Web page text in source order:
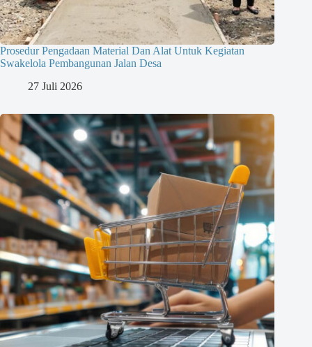
Prosedur Pengadaan Material Dan Alat Untuk Kegiatan
Swakelola Pembangunan Jalan Desa
27 Juli 2026